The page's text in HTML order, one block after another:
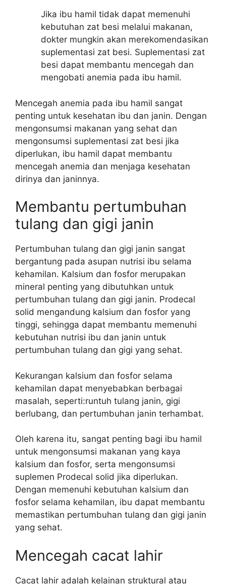
Jika ibu hamil tidak dapat memenuhi
kebutuhan zat besi melalui makanan,
dokter mungkin akan merekomendasikan
suplementasi zat besi. Suplementasi zat
besi dapat membantu mencegah dan
mengobati anemia pada ibu hamil.
Mencegah anemia pada ibu hamil sangat
penting untuk kesehatan ibu dan janin. Dengan
mengonsumsi makanan yang sehat dan
mengonsumsi suplementasi zat besi jika
diperlukan, ibu hamil dapat membantu
mencegah anemia dan menjaga kesehatan
dirinya dan janinnya.
Membantu pertumbuhan
tulang dan gigi janin
Pertumbuhan tulang dan gigi janin sangat
bergantung pada asupan nutrisi ibu selama
kehamilan. Kalsium dan fosfor merupakan
mineral penting yang dibutuhkan untuk
pertumbuhan tulang dan gigi janin. Prodecal
solid mengandung kalsium dan fosfor yang
tinggi, sehingga dapat membantu memenuhi
kebutuhan nutrisi ibu dan janin untuk
pertumbuhan tulang dan gigi yang sehat.
Kekurangan kalsium dan fosfor selama
kehamilan dapat menyebabkan berbagai
masalah, seperti:runtuh tulang janin, gigi
berlubang, dan pertumbuhan janin terhambat.
Oleh karena itu, sangat penting bagi ibu hamil
untuk mengonsumsi makanan yang kaya
kalsium dan fosfor, serta mengonsumsi
suplemen Prodecal solid jika diperlukan.
Dengan memenuhi kebutuhan kalsium dan
fosfor selama kehamilan, ibu dapat membantu
memastikan pertumbuhan tulang dan gigi janin
yang sehat.
Mencegah cacat lahir
Cacat lahir adalah kelainan struktural atau